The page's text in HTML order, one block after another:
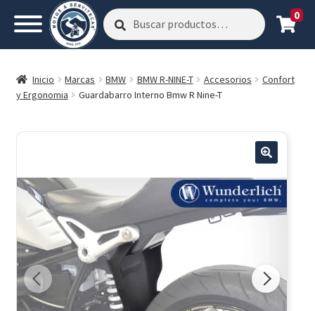
Buscar
por:
Buscar 0
Inicio Marcas BMW BMW R-NINE-T Accesorios
Confort
y Ergonomia
Guardabarro Interno Bmw R Nine-T